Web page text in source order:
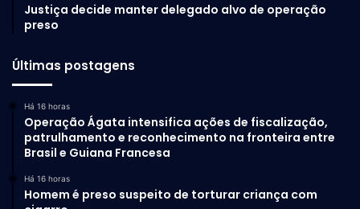
Justiça decide manter delegado alvo de operação
preso
Últimas postagens
Há 16 horas
Operação Ágata intensifica ações de fiscalização,
patrulhamento e reconhecimento na fronteira entre
Brasil e Guiana Francesa
Há 16 horas
Homem é preso suspeito de torturar criança com